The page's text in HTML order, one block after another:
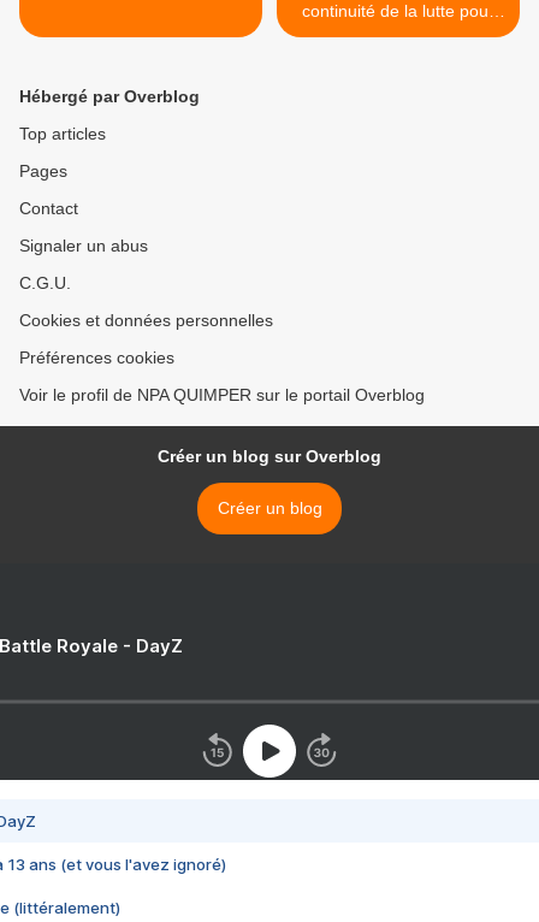
continuité de la lutte pour
l’égalité des sexes >
Hébergé par Overblog
Top articles
Pages
Contact
Signaler un abus
C.G.U.
Cookies et données personnelles
Préférences cookies
Voir le profil de NPA QUIMPER sur le portail Overblog
Créer un blog sur Overblog
Créer un blog
Royale - DayZ
13 ans (et vous l'avez ignoré)
(littéralement)